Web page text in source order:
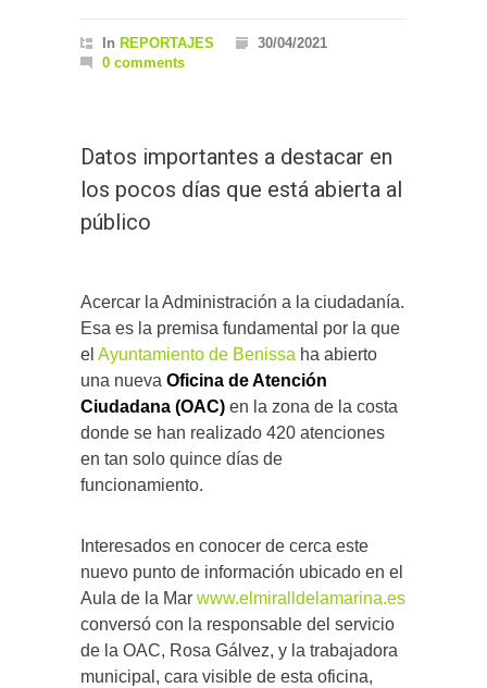
In REPORTAJES
30/04/2021
0 comments
Datos importantes a destacar en
los pocos días que está abierta al
público
Acercar la Administración a la ciudadanía.
Esa es la premisa fundamental por la que
el Ayuntamiento de Benissa ha abierto
una nueva Oficina de Atención
Ciudadana (OAC) en la zona de la costa
donde se han realizado 420 atenciones
en tan solo quince días de
funcionamiento.
Interesados en conocer de cerca este
nuevo punto de información ubicado en el
Aula de la Mar www.elmiralldelamarina.es
conversó con la responsable del servicio
de la OAC, Rosa Gálvez, y la trabajadora
municipal, cara visible de esta oficina,